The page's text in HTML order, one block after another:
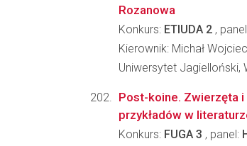
Rozanowa
Konkurs: ETIUDA 2 ,
Kierownik: Michał
Uniwersytet Jagielloński,
Post-koine. Zwierzęta
przykładów w
Konkurs: FUGA 3 , panel: